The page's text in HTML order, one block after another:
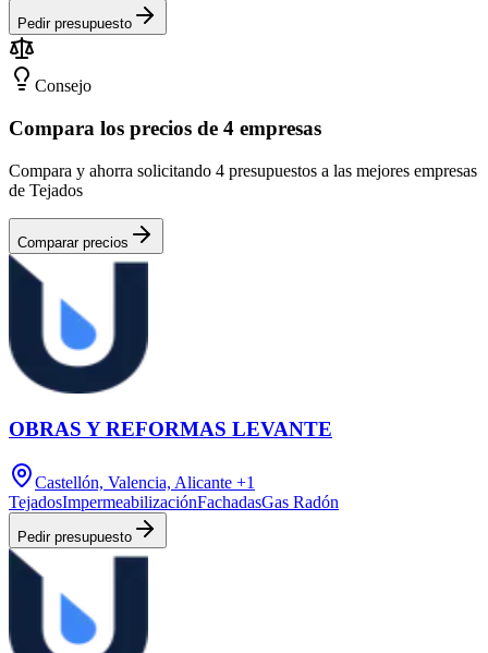
Pedir presupuesto
Consejo
Compara los precios de 4 empresas
Compara y ahorra solicitando 4 presupuestos a las mejores empresas
de Tejados
Comparar precios
OBRAS Y REFORMAS LEVANTE
Castellón, Valencia, Alicante +1
TejadosImpermeabilizaciónFachadasGas Radón
Pedir presupuesto